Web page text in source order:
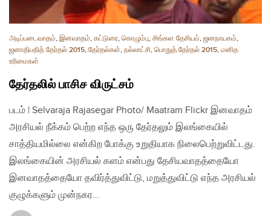
அடிப்படைவாதம், இனவாதம், கட்டுரை, கொழும்பு, சிங்கள தேசியம், ஜனநாயகம்,
ஜனாதிபதித் தேர்தல் 2015, தேர்தல்கள், நல்லாட்சி, பொதுத் தேர்தல் 2015, மனித
உரிமைகள்
தேர்தலில் பாசிச விருட்சம்
படம் | Selvaraja Rajasegar Photo/ Maatram Flickr இனவாதம்
அரசியல் நீக்கம் பெற்ற எந்த ஒரு தேர்தலும் இலங்கையில்
சாத்தியமில்லை என்கிற போக்கு உறுதியாக நிலைபெற்றுவிட்டது.
இலங்கையின் அரசியல் களம் என்பது தேசியவாதத்தையோ
இனவாதத்தையோ தவிர்த்துவிட்டு, மறுத்துவிட்டு எந்த அரசியல்
குழுக்களும் முன்நகர…